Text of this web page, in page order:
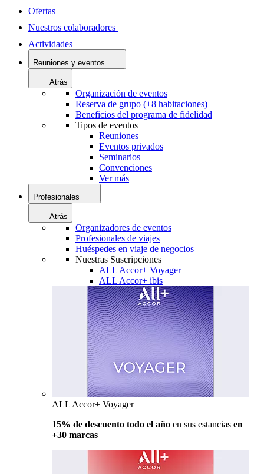
Ofertas
Nuestros colaboradores
Actividades
Reuniones y eventos
Atrás
Organización de eventos
Reserva de grupo (+8 habitaciones)
Beneficios del programa de fidelidad
Tipos de eventos
Reuniones
Eventos privados
Seminarios
Convenciones
Ver más
Profesionales
Atrás
Organizadores de eventos
Profesionales de viajes
Huéspedes en viaje de negocios
Nuestras Suscripciones
ALL Accor+ Voyager
ALL Accor+ ibis
ALL Accor+ Voyager
15% de descuento todo el año en sus estancias en
+30 marcas